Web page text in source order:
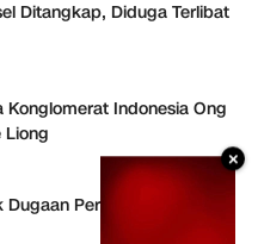
Ditangkap, Diduga Terlibat
Konglomerat Indonesia Ong
Liong
Perakitan HP
×